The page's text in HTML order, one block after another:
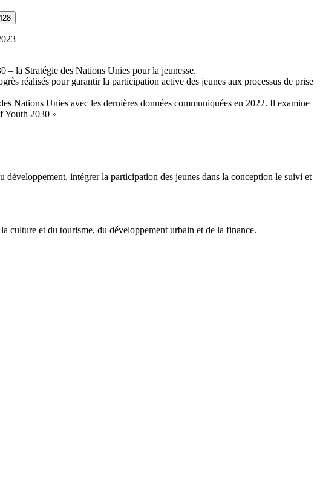
– la Stratégie des Nations Unies pour la jeunesse.
réalisés pour garantir la participation active des jeunes aux processus de prise
Nations Unies avec les dernières données communiquées en 2022. Il examine
Youth 2030 »
intégrer la participation des jeunes dans la conception le suivi et
culture et du tourisme, du développement urbain et de la finance.